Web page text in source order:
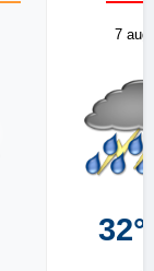
7 aug.